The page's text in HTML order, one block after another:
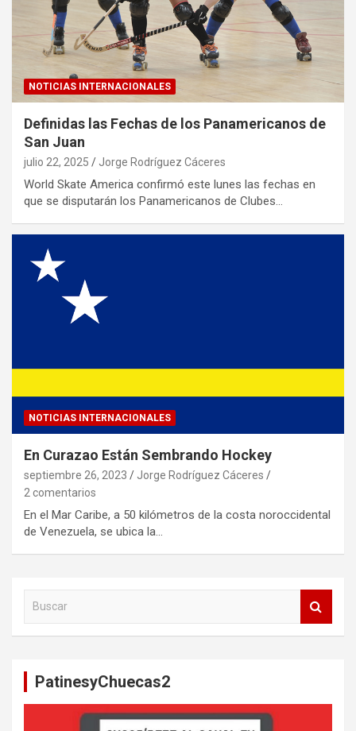
NOTICIAS INTERNACIONALES
Definidas las Fechas de los Panamericanos de
San Juan
julio 22, 2025 Jorge Rodríguez Cáceres
World Skate America confirmó este lunes las fechas en
que se disputarán los Panamericanos de Clubes…
NOTICIAS INTERNACIONALES
En Curazao Están Sembrando Hockey
septiembre 26, 2023
Jorge Rodríguez Cáceres
2 comentarios
En el Mar Caribe, a 50 kilómetros de la costa noroccidental
de Venezuela, se ubica la…
PatinesyChuecas2